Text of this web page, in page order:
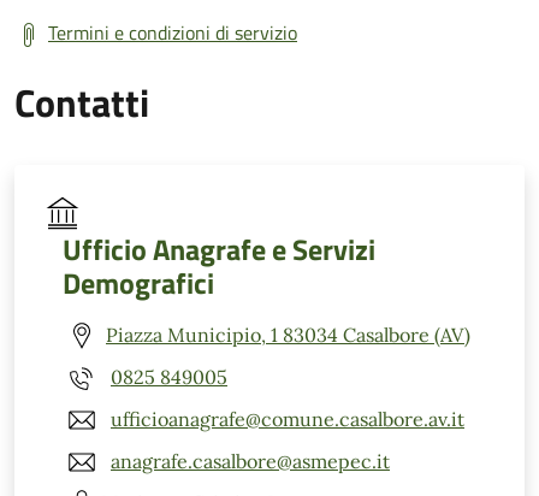
Termini e condizioni di servizio
Contatti
Ufficio Anagrafe e Servizi
Demografici
Piazza Municipio, 1 83034 Casalbore (AV)
0825 849005
ufficioanagrafe@comune.casalbore.av.it
anagrafe.casalbore@asmepec.it